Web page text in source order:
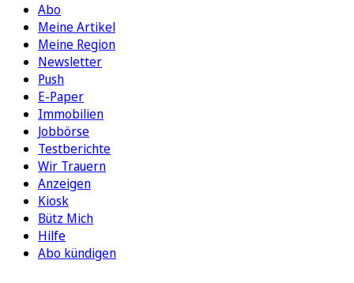
Abo
Meine Artikel
Meine Region
Newsletter
Push
E-Paper
Immobilien
Jobbörse
Testberichte
Wir Trauern
Anzeigen
Kiosk
Bütz Mich
Hilfe
Abo kündigen